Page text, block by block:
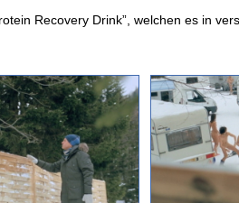
Recovery Drink”, welchen es in